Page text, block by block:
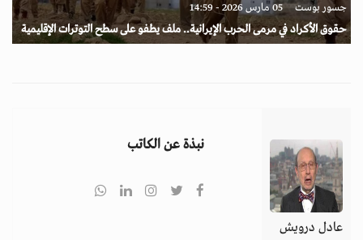
جسور بوست 05 مارس 2026 - 14:59
حقوق الأكراد في مرمى الحرب الإيرانية.. ملف يطفو على سطح التوترات الإقليمية
عادل درويش
نبذة عن الكاتب